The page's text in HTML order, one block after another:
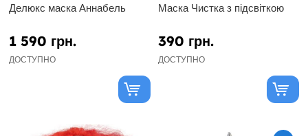
Делюкс маска Аннабель
1 590 грн.
ДОСТУПНО
Маска Чистка з підсвіткою
390 грн.
ДОСТУПНО